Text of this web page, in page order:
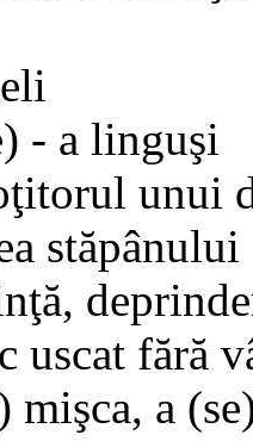
- a linguşi
unui
stăpânului
uscat fără
mişca, a